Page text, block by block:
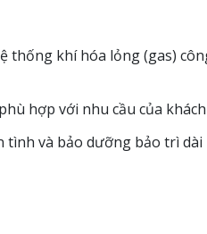
khí hóa lỏng (gas)
hợp với nhu cầu của
tình và bảo dưỡng bảo trì